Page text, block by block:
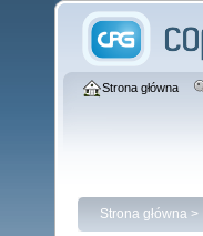
Strona główna
Strona główna >